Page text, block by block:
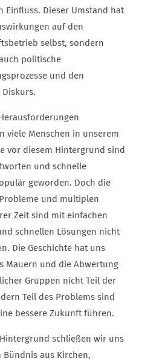
Einfluss. Dieser Umstand hat
auf den
selbst, sondern
politische
und den
viele Menschen in unserem
vor diesem Hintergrund sind
und schnelle
geworden. Doch die
und multiplen
Zeit sind mit einfachen
schnellen Lösungen nicht
Die Geschichte hat uns
Mauern und die Abwertung
Gruppen nicht Teil der
Teil des Problems sind
bessere Zukunft führen.
schließen wir uns
Bündnis aus Kirchen,